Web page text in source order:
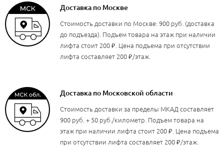
Доставка по Москве
Стоимость доставки по Москве: 900 руб. (доставка
до подъезда). Подъем товара на этаж при наличии
лифта стоит 200 ₽. Цена подъема при отсутствии
лифта составляет 200 ₽/этаж.
Доставка по Московской области
Стоимость доставки за пределы МКАД составляет
900 руб. + 50 руб./километр. Подъем товара на
этаж при наличии лифта стоит 200 ₽. Цена подъема
при отсутствии лифта составляет 200 ₽/этаж.